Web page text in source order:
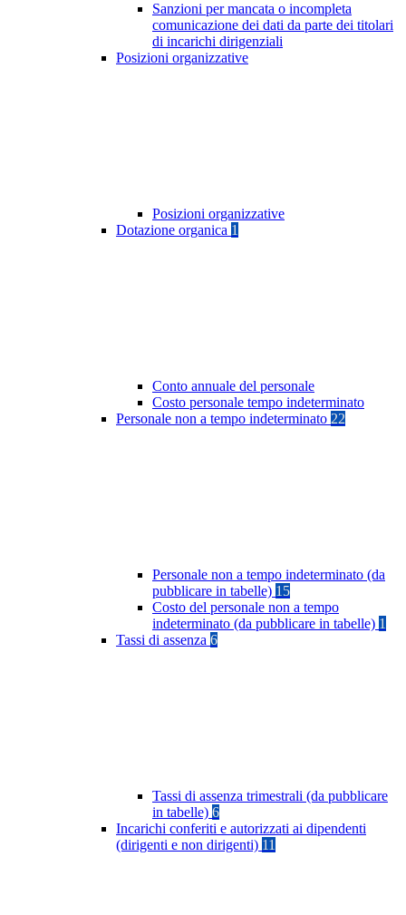
Sanzioni per mancata o incompleta
comunicazione dei dati da parte dei titolari
di incarichi dirigenziali
Posizioni organizzative
Posizioni organizzative
Dotazione organica 1
Conto annuale del personale
Costo personale tempo indeterminato
Personale non a tempo indeterminato 22
Personale non a tempo indeterminato (da
pubblicare in tabelle) 15
Costo del personale non a tempo
indeterminato (da pubblicare in tabelle) 1
Tassi di assenza 6
Tassi di assenza trimestrali (da pubblicare
in tabelle) 6
Incarichi conferiti e autorizzati ai dipendenti
(dirigenti e non dirigenti) 11